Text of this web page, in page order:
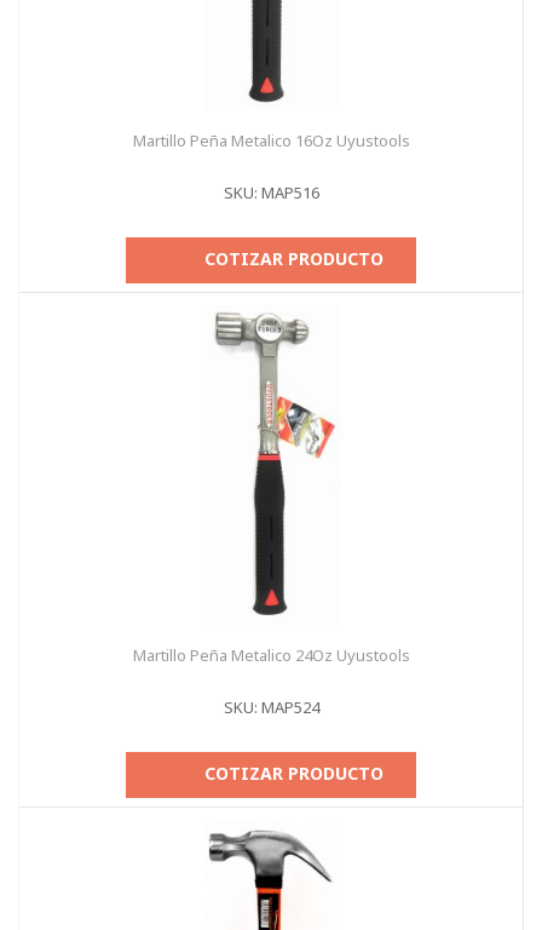
Martillo Peña Metalico 16Oz Uyustools
SKU: MAP516
COTIZAR PRODUCTO
Martillo Peña Metalico 24Oz Uyustools
SKU: MAP524
COTIZAR PRODUCTO